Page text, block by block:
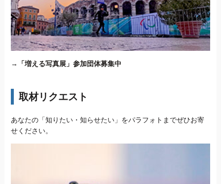
→ 「増える写真展」参加団体募集中
取材リクエスト
あなたの「知りたい・知らせたい」をパラフォトまでぜひお寄
せください。